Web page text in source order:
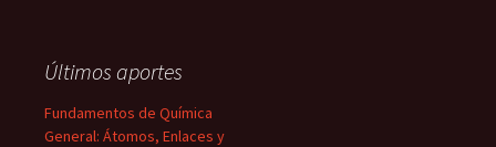
Últimos aportes
Fundamentos de Química
General: Átomos, Enlaces y